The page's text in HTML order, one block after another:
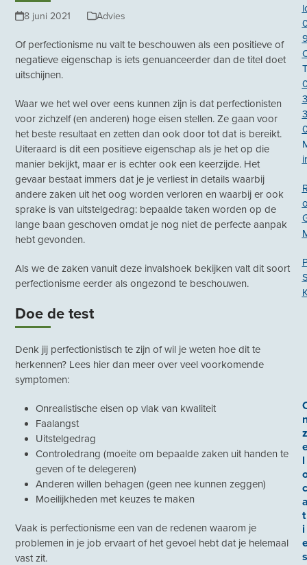
8 juni 2021 Advies
Of perfectionisme nu valt te beschouwen als een positieve of
negatieve eigenschap is iets genuanceerder dan de titel doet
uitschijnen.
Waar we het wel over eens kunnen zijn is dat perfectionisten
voor zichzelf (en anderen) hoge eisen stellen. Ze gaan voor
het beste resultaat en zetten dan ook door tot dat is bereikt.
Uiteraard is dit een positieve eigenschap als je het op die
manier bekijkt, maar er is echter ook een keerzijde. Het
gevaar bestaat immers dat je je verliest in details waarbij
andere zaken uit het oog worden verloren en waarbij er ook
sprake is van uitstelgedrag: bepaalde taken worden op de
lange baan geschoven omdat je nog niet de perfecte aanpak
hebt gevonden.
Als we de zaken vanuit deze invalshoek bekijken valt dit soort
perfectionisme eerder als ongezond te beschouwen.
Doe de test
Denk jij perfectionistisch te zijn of wil je weten hoe dit te
herkennen? Lees hier dan meer over veel voorkomende
symptomen:
Onrealistische eisen op vlak van kwaliteit
Faalangst
Uitstelgedrag
Controledrang (moeite om bepaalde zaken uit handen te
geven of te delegeren)
Anderen willen behagen (geen nee kunnen zeggen)
Moeilijkheden met keuzes te maken
Vaak is perfectionisme een van de redenen waarom je
problemen in je job ervaart of het gevoel hebt dat je helemaal
vast zit.
z
l
c
t
i
s